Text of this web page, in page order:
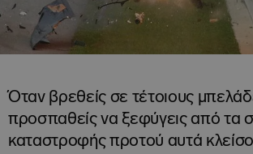
Όταν βρεθείς σε τέτοιους
προσπαθείς να ξεφύγεις από τα
καταστροφής προτού αυτά